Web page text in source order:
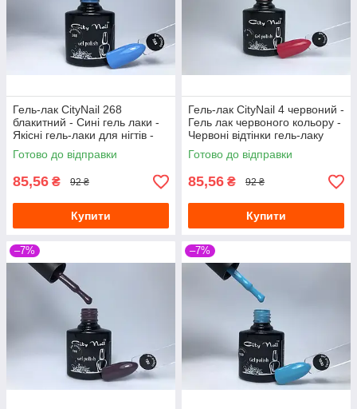
Гель-лак CityNail 268
блакитний - Сині гель лаки -
Якісні гель-лаки для нігтів -
Стійкий гель лак
Готово до відправки
85,56 ₴ 92 ₴
Купити
Гель-лак CityNail 4 червоний -
Гель лак червоного кольору -
Червоні відтінки гель-лаку
Готово до відправки
85,56 ₴ 92 ₴
Купити
–7% –7%